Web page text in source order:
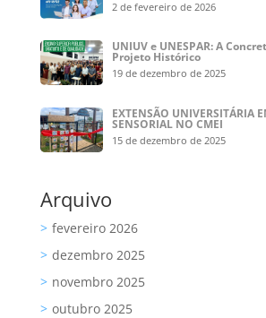
2 de fevereiro de 2026
UNIUV e UNESPAR: A
Projeto Histórico
19 de dezembro de 2025
EXTENSÃO UNIVERSITÁRIA
SENSORIAL NO CMEI
15 de dezembro de 2025
Arquivo
fevereiro 2026
dezembro 2025
novembro 2025
outubro 2025